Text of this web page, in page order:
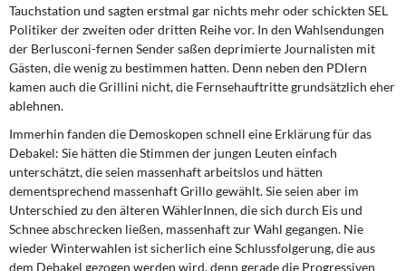
Tauchstation und sagten erstmal gar nichts mehr oder schickten SEL
Politiker der zweiten oder dritten Reihe vor. In den Wahlsendungen
der Berlusconi-fernen Sender saßen deprimierte Journalisten mit
Gästen, die wenig zu bestimmen hatten. Denn neben den PDlern
kamen auch die Grillini nicht, die Fernsehauftritte grundsätzlich eher
ablehnen.
Immerhin fanden die Demoskopen schnell eine Erklärung für das
Debakel: Sie hätten die Stimmen der jungen Leuten einfach
unterschätzt, die seien massenhaft arbeitslos und hätten
dementsprechend massenhaft Grillo gewählt. Sie seien aber im
Unterschied zu den älteren WählerInnen, die sich durch Eis und
Schnee abschrecken ließen, massenhaft zur Wahl gegangen. Nie
wieder Winterwahlen ist sicherlich eine Schlussfolgerung, die aus
dem Debakel gezogen werden wird, denn gerade die Progressiven